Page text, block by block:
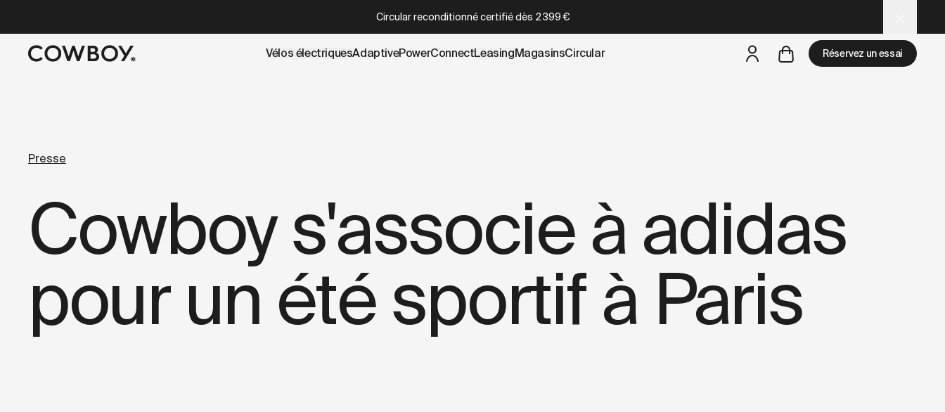
Circular reconditionné certifiédès 2 399 €
Vélos électriquesAdaptivePowerConnectLeasingMagasinsCircular Réservez un essai
mais il y a des test rides par-là
Cowboy s'associe à adidas
pour un été sportif à Paris
Presse